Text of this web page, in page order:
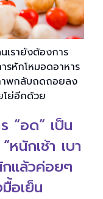
เรายังต้องการ
รหักโหมอดอาหาร
าพกลับถดถอยลง
โย่อีกด้วย
“อด” เป็น
นักเช้า เบา
กแล้วค่อยๆ
อเย็น